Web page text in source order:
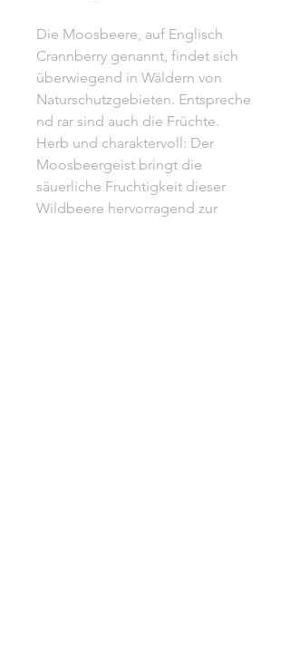
Die Moosbeere, auf Englisch
Crannberry genannt, findet sich
überwiegend in Wäldern von
Naturschutzgebieten. Entspreche
nd rar sind auch die Früchte.
Herb und charaktervoll: Der
Moosbeergeist bringt die
säuerliche Fruchtigkeit dieser
Wildbeere hervorragend zur